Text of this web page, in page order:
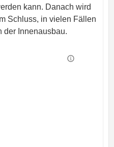
kann. Danach wird
Schluss, in vielen Fällen
der Innenausbau.